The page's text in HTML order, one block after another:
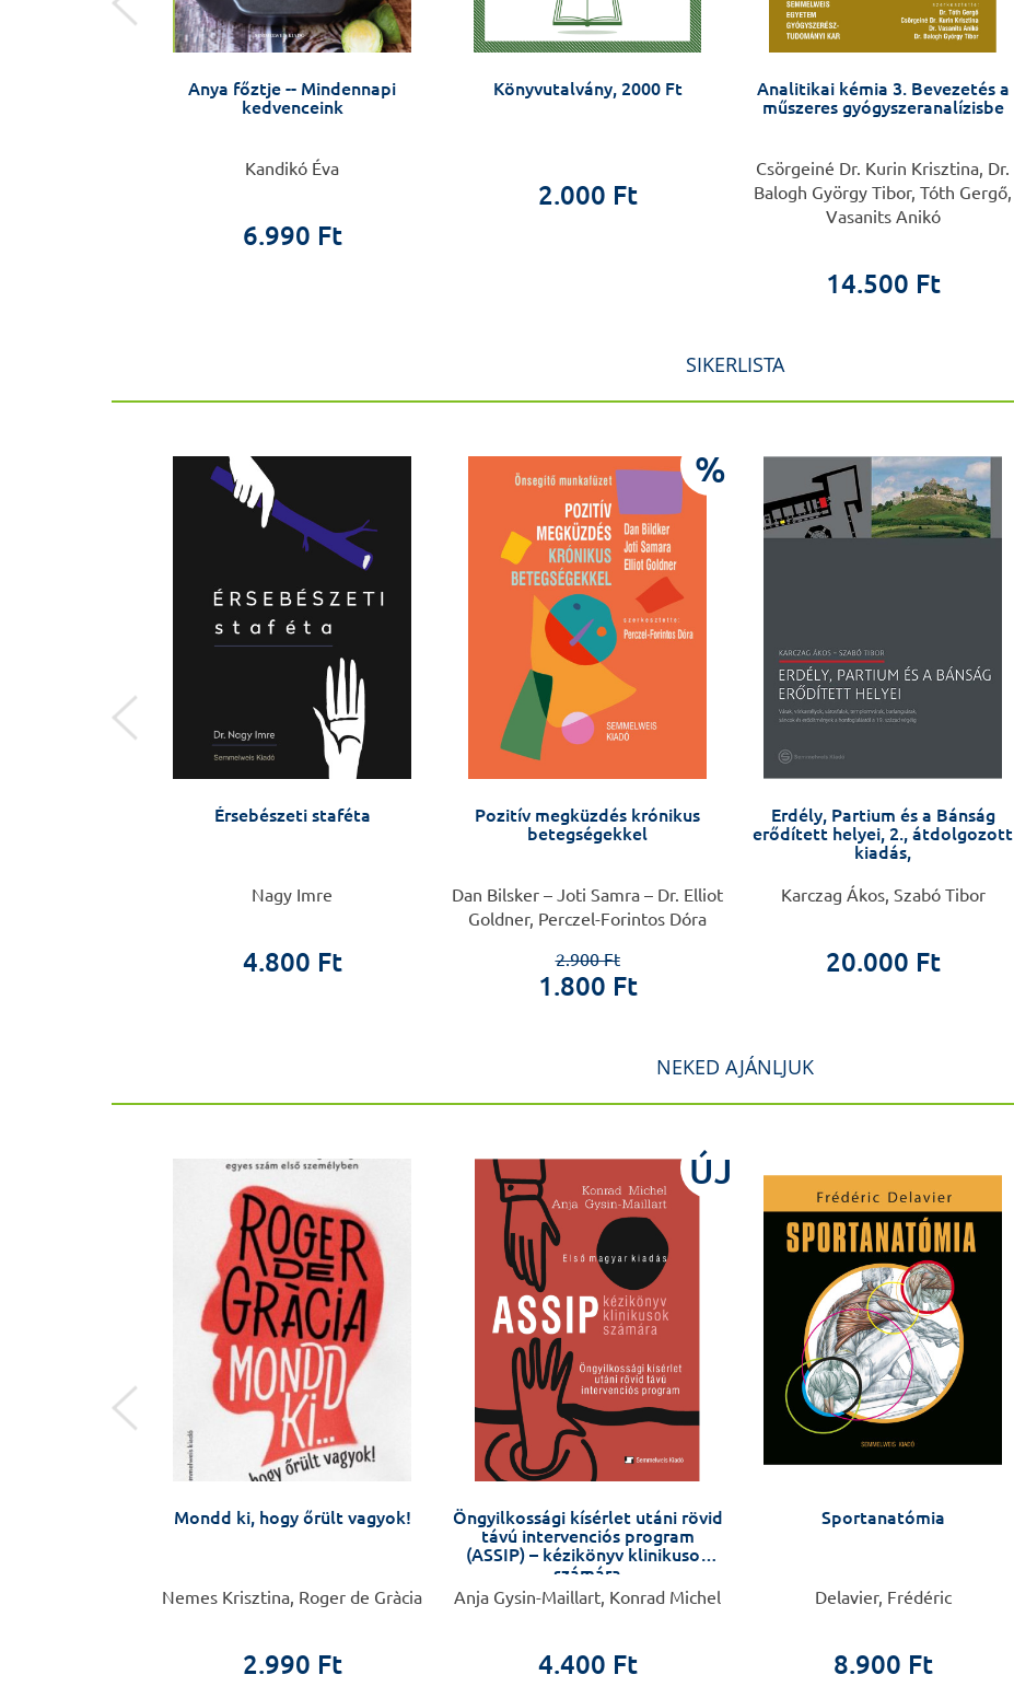
Anya főztje -- Mindennapi
kedvenceink
Kandikó Éva
6.990 Ft
Könyvutalvány, 2000 Ft
2.000 Ft
Analitikai kémia 3. Bevezetés a
műszeres gyógyszeranalízisbe
Csörgeiné Dr. Kurin Krisztina, Dr.
Balogh György Tibor, Tóth Gergő,
Vasanits Anikó
14.500 Ft
SIKERLISTA
Érsebészeti staféta
Nagy Imre
4.800 Ft
%
Pozitív megküzdés krónikus
betegségekkel
Dan Bilsker – Joti Samra – Dr. Elliot
Goldner, Perczel-Forintos Dóra
2.900 Ft
1.800 Ft
Erdély, Partium és a Bánság
erődített helyei, 2., átdolgozott
kiadás,
Karczag Ákos, Szabó Tibor
20.000 Ft
NEKED AJÁNLJUK
Mondd ki, hogy őrült vagyok!
Nemes Krisztina, Roger de Gràcia
2.990 Ft
ÚJ
Öngyilkossági kísérlet utáni rövid
távú intervenciós program
(ASSIP) – kézikönyv klinikusok
számára
Anja Gysin-Maillart, Konrad Michel
4.400 Ft
Sportanatómia
Delavier, Frédéric
8.900 Ft